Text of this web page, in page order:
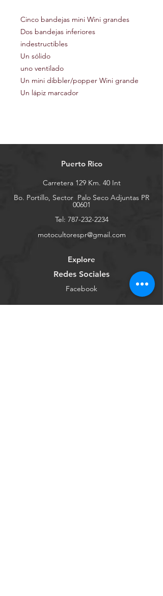
Cinco bandejas mini Wini grandes
Dos bandejas inferiores
indestructibles
Un sólido
uno ventilado
Un mini dibbler/popper Wini grande
Un lápiz marcador
Puerto Rico
Carretera 129 Km. 40 Int
Bo. Portillo, Sector Palo Seco Adjuntas PR
00601
Tel: 787-232-2234
motocultorespr@gmail.com
Explore
Redes Sociales
Facebook